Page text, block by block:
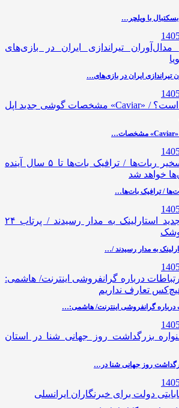
با ویلچر…
تیراندازی ایران در بازی‌های…
/ ترافیک بات‌ها…
به مدار رسیدند /…
درباره گرانفروشی اینترنت/ هاشمی:…
روز جهانی شنا در…